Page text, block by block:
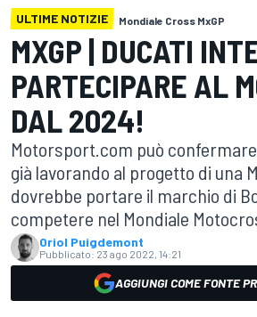
ULTIME NOTIZIE Mondiale Cross MxGP
MXGP | DUCATI
PARTECIPARE AL
DAL 2024!
Motorsport.com può
già lavorando al progetto di una
dovrebbe portare il marchio di
competere nel Mondiale
Oriol Puigdemont
Pubblicato: 23 ago 2022, 14:21
AGGIUNGI COME FONTE